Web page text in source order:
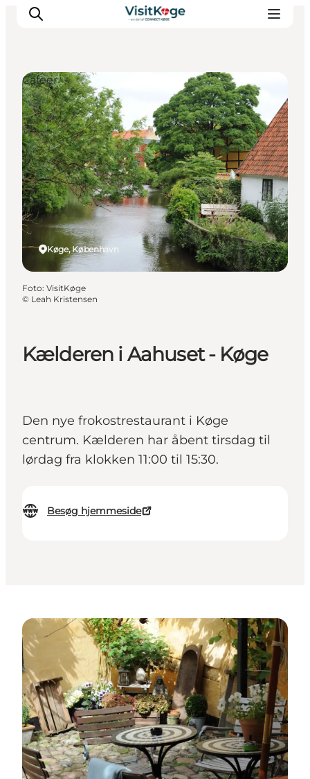
Sommerferie
Oplevelser
Kano
Det sker
Spisesteder
Overnatning
Outdoor
Kælderen i Aahuset - Køge
Den nye frokostrestaurant i Køge
centrum. Kælderen har åbent tirsdag til
lørdag fra klokken 11:00 til 15:30.
Besøg hjemmeside
Køge, København
Cafeer
Foto: VisitKøge
© Leah Kristensen